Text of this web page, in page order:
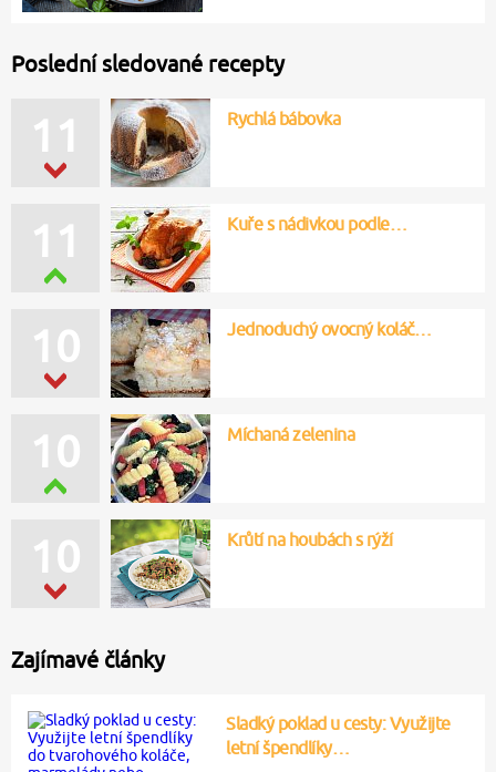
Poslední sledované recepty
11 Rychlá bábovka
10 Jednoduchý ovocný koláč…
11 Kuře s nádivkou podle…
10 Míchaná zelenina
10 Krůtí na houbách s rýží
Zajímavé články
Sladký poklad u cesty: Využijte
letní špendlíky…